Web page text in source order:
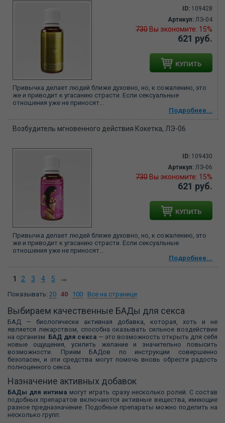
ID: 109428
Артикул: ЛЭ-04
730 Вы экономите: 15%
621 руб.
КУПИТЬ
Привычка делает людей ближе духовно, но, к сожалению, это
же и приводит к угасанию страсти. Если сексуальные
отношения уже не приносят...
Подробнее...
Возбудитель мгновенного действия Кокетка, ЛЭ-06
ID: 109430
Артикул: ЛЭ-06
730 Вы экономите: 15%
621 руб.
КУПИТЬ
Привычка делает людей ближе духовно, но, к сожалению, это
же и приводит к угасанию страсти. Если сексуальные
отношения уже не приносят...
Подробнее...
1 2 3 4 5
Показывать: 20 40 100 Все на странице
Выбираем качественные БАДы для секса
БАД — биологически активная добавка, которая, хоть и не
является лекарством, способна оказывать сильное воздействие
на организм. БАД для секса — это возможность открыть для себя
новые ощущения, усилить желание и значительно повысить
возможности. Прием БАДов по инструкции совершенно
безопасен, и эти средства могут помочь вновь обрести радость
полноценного секса.
Назначение активных добавок
БАДы для интима могут играть сразу несколько ролей. С состав
подобных препаратов включаются активные вещества, имеющие
разное предназначение. Подобные препараты можно поделить на
несколько групп: